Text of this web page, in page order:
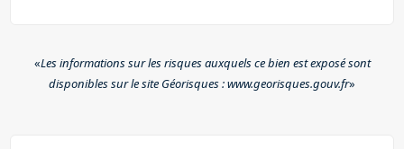
«Les informations sur les risques auxquels ce bien est exposé sont
disponibles sur le site Géorisques : www.georisques.gouv.fr»